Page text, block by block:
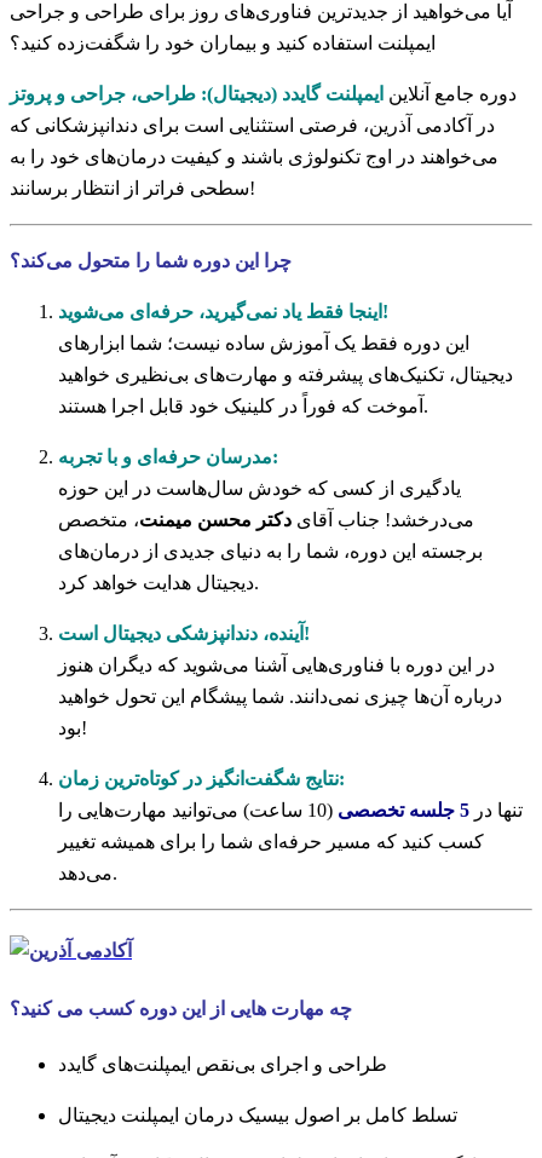
آیا می‌خواهید از جدیدترین فناوری‌های روز برای طراحی و جراحی
ایمپلنت استفاده کنید و بیماران خود را شگفت‌زده کنید؟
دوره جامع آنلاین ایمپلنت گایدد (دیجیتال): طراحی، جراحی و پروتز
در آکادمی آذرین، فرصتی استثنایی است برای دندانپزشکانی که
می‌خواهند در اوج تکنولوژی باشند و کیفیت درمان‌های خود را به
سطحی فراتر از انتظار برسانند!
چرا این دوره شما را متحول می‌کند؟
اینجا فقط یاد نمی‌گیرید، حرفه‌ای می‌شوید!
این دوره فقط یک آموزش ساده نیست؛ شما ابزارهای
دیجیتال، تکنیک‌های پیشرفته و مهارت‌های بی‌نظیری خواهید
آموخت که فوراً در کلینیک خود قابل اجرا هستند.
مدرسان حرفه‌ای و با تجربه:
یادگیری از کسی که خودش سال‌هاست در این حوزه
می‌درخشد! جناب آقای دکتر محسن میمنت، متخصص
برجسته این دوره، شما را به دنیای جدیدی از درمان‌های
دیجیتال هدایت خواهد کرد.
آینده، دندانپزشکی دیجیتال است!
در این دوره با فناوری‌هایی آشنا می‌شوید که دیگران هنوز
درباره آن‌ها چیزی نمی‌دانند. شما پیشگام این تحول خواهید
بود!
نتایج شگفت‌انگیز در کوتاه‌ترین زمان:
تنها در 5 جلسه تخصصی
(10 ساعت) می‌توانید مهارت‌هایی را
کسب کنید که مسیر حرفه‌ای شما را برای همیشه تغییر
می‌دهد.
چه مهارت هایی از این دوره کسب می کنید؟
طراحی و اجرای بی‌نقص ایمپلنت‌های گایدد
تسلط کامل بر اصول بیسیک درمان ایمپلنت دیجیتال